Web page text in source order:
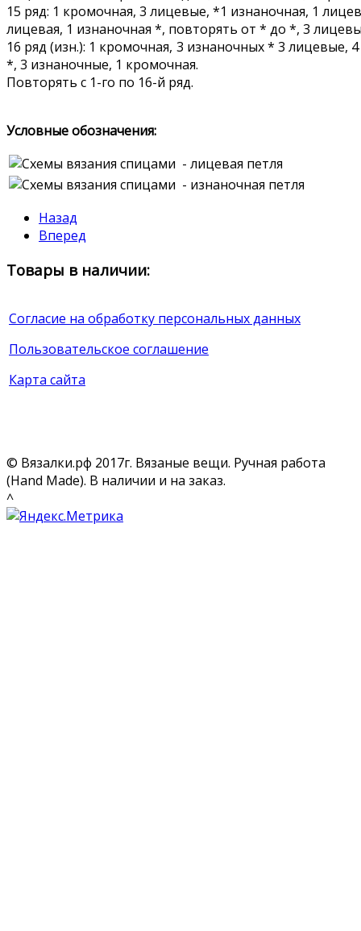
15 ряд: 1 кромочная, 3 лицевые, *1 изнаночная, 1
лицевая, 1 изнаночная *, повторять от * до *, 3
16 ряд (изн.): 1 кромочная, 3 изнаночных * 3
*, 3 изнаночные, 1 кромочная.
Повторять с 1-го по 16-й ряд.
Условные обозначения:
- лицевая петля
- изнаночная петля
Назад
Вперед
Товары в наличии:
Согласие на обработку персональных данных
Пользовательское соглашение
Карта сайта
© Вязалки.рф 2017г. Вязаные вещи. Ручная работа
(Hand Made). В наличии и на заказ.
^